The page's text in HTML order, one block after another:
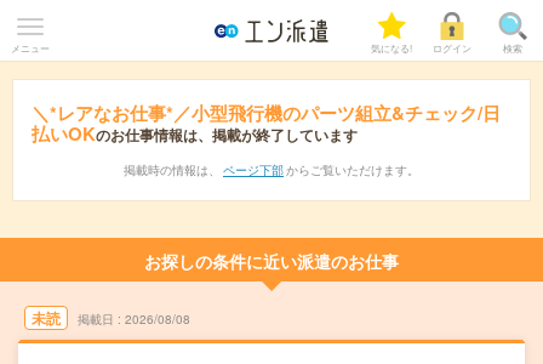
メニュー 気になる! ログイン 検索
＼*レアなお仕事*／小型飛行機のパーツ組立&チェック/日
払いOKのお仕事情報は、掲載が終了しています
掲載時の情報は、 ページ下部 からご覧いただけます。
お探しの条件に近い派遣のお仕事
未読 掲載日 2026/08/08